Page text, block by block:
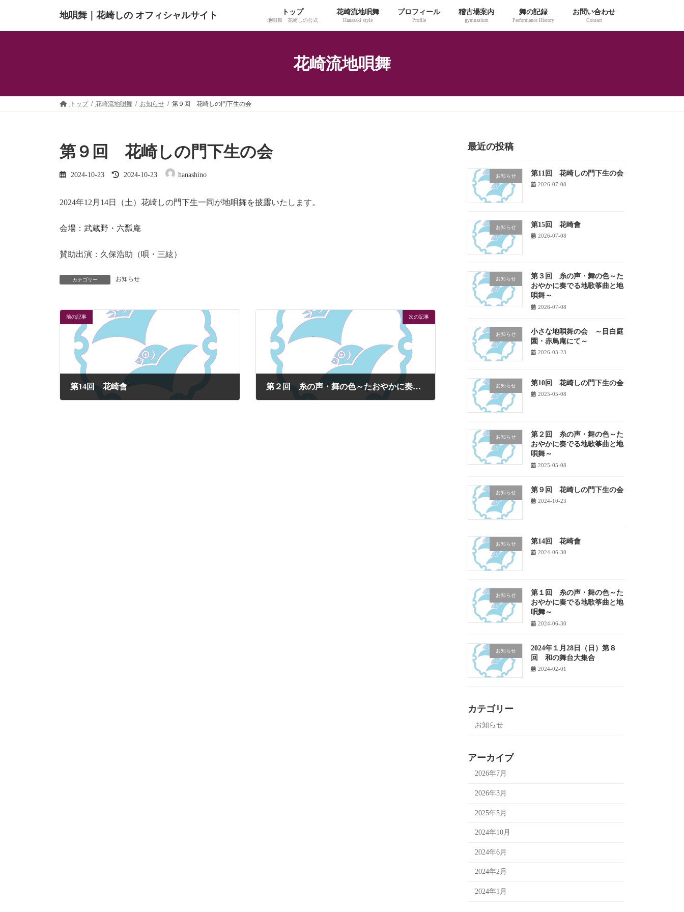
地唄舞｜花崎しの オフィシャルサイト トップ
地唄舞 花崎しの公式
花崎流地唄舞
Hanasaki style
プロフィール
Profile
稽古場案内
gymnasium
舞の記録
Performance History
お問い合わせ
Contact
花崎流地唄舞
トップ 花崎流地唄舞 お知らせ 第９回 花崎しの門下生の会
第９回 花崎しの門下生の会
2024-10-23
最
新
日
:
2024-10-23 hanashino
2024年12月14日（土）花崎しの門下生一同が地唄舞を披露いたします。
会場：武蔵野・六瓢庵
賛助出演：久保浩助（唄・三絃）
カテゴリー お知らせ
前の記事
第14回 花崎會
次の記事
第２回 糸の声・舞の色～たおやかに奏でる地歌筝曲と地唄舞～
最近の投稿
お知らせ 第11回 花崎しの門下生の会
2026-07-08
お知らせ 第15回 花崎會
2026-07-08
お知らせ
第３回 糸の声・舞の色～た
おやかに奏でる地歌筝曲と地
唄舞～
2026-07-08
お知らせ
小さな地唄舞の会 ～目白庭
園・赤鳥庵にて～
2026-03-23
お知らせ 第10回 花崎しの門下生の会
2025-05-08
お知らせ
第２回 糸の声・舞の色～た
おやかに奏でる地歌筝曲と地
唄舞～
2025-05-08
お知らせ 第９回 花崎しの門下生の会
2024-10-23
お知らせ 第14回 花崎會
2024-06-30
お知らせ
第１回 糸の声・舞の色～た
おやかに奏でる地歌筝曲と地
唄舞～
2024-06-30
お知らせ
2024年１月28日（日）第８
回 和の舞台大集合
2024-02-01
カテゴリー
お知らせ
アーカイブ
2026年7月
2026年3月
2025年5月
2024年10月
2024年6月
2024年2月
2024年1月